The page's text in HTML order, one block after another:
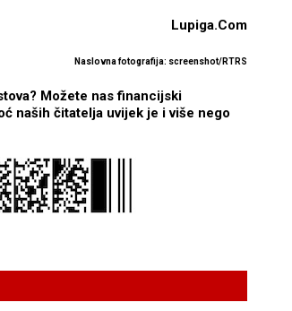
Lupiga.Com
Naslovna fotografija: screenshot/RTRS
Možete nas financijski
naših čitatelja uvijek je i više nego